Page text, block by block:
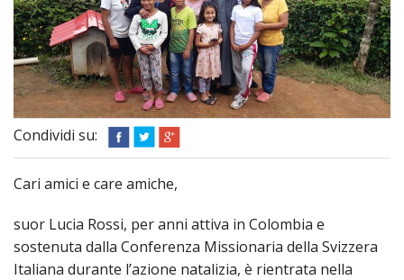
Progetti
Come donare
Archivio bollettini
Cose dell’altro mondo
Condividi su:
Cari amici e care amiche,
suor Lucia Rossi, per anni attiva in Colombia e
sostenuta dalla Conferenza Missionaria della Svizzera
Italiana durante l’azione natalizia, è rientrata nella